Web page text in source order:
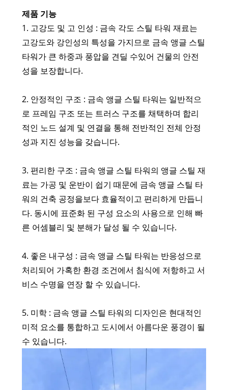
제품 기능
1. 고강도 및 고 인성 : 금속 각도 스틸 타워 재료는
고강도와 강인성의 특성을 가지므로 금속 앵글 스틸
타워가 큰 하중과 풍압을 견딜 수있어 건물의 안전
성을 보장합니다.
2. 안정적인 구조 : 금속 앵글 스틸 타워는 일반적으
로 프레임 구조 또는 트러스 구조를 채택하며 합리
적인 노드 설계 및 연결을 통해 전반적인 전체 안정
성과 지진 성능을 갖습니다.
3. 편리한 구조 : 금속 앵글 스틸 타워의 앵글 스틸 재
료는 가공 및 운반이 쉽기 때문에 금속 앵글 스틸 타
워의 건축 공정을보다 효율적이고 편리하게 만듭니
다. 동시에 표준화 된 구성 요소의 사용으로 인해 빠
른 어셈블리 및 분해가 달성 될 수 있습니다.
4. 좋은 내구성 : 금속 앵글 스틸 타워는 반응성으로
처리되어 가혹한 환경 조건에서 침식에 저항하고 서
비스 수명을 연장 할 수 있습니다.
5. 미학 : 금속 앵글 스틸 타워의 디자인은 현대적인
미적 요소를 통합하고 도시에서 아름다운 풍경이 될
수 있습니다.